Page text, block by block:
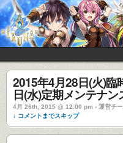
2015年4月28日(火)臨
日(水)定期メンテナ
4月 26th, 2015 @ 12:00 pm › 運営チ
↓ コメントまでスキップ